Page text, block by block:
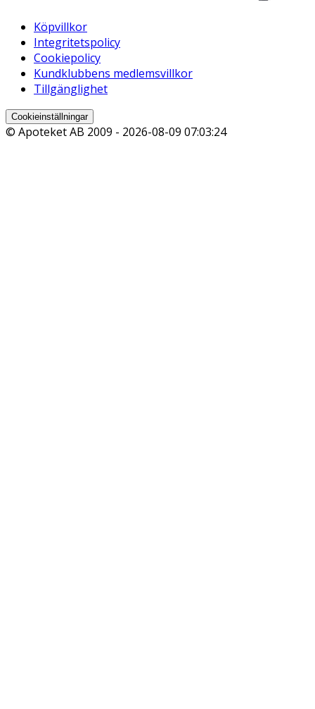
Köpvillkor
Integritetspolicy
Cookiepolicy
Kundklubbens medlemsvillkor
Tillgänglighet
Cookieinställningar
© Apoteket AB 2009 - 2026-08-09 07:03:24